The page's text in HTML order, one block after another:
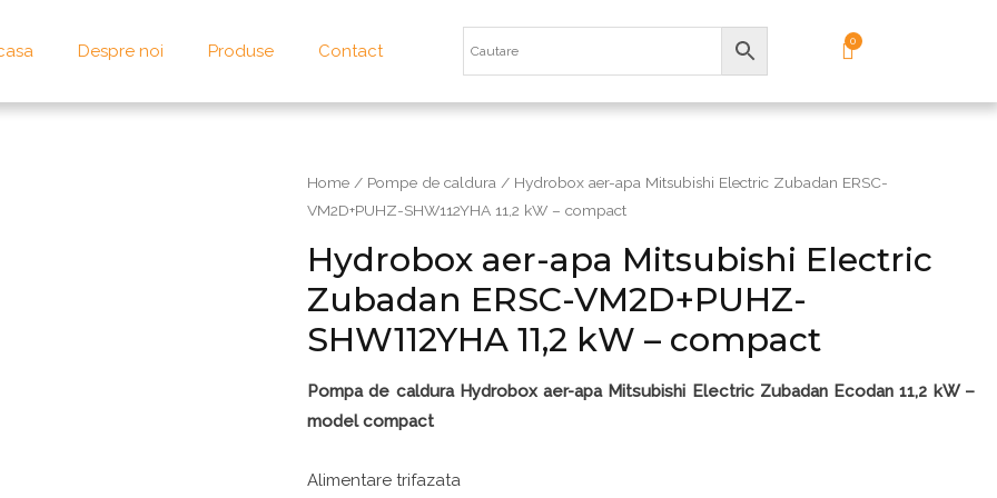
Despre noi Produse Contact
Home / Pompe de caldura / Hydrobox aer-apa Mitsubishi Electric Zubadan ERSC-
VM2D+PUHZ-SHW112YHA 11,2 kW – compact
Hydrobox aer-apa Mitsubishi Electric
Zubadan ERSC-VM2D+PUHZ-
SHW112YHA 11,2 kW – compact
Pompa de caldura Hydrobox aer-apa Mitsubishi Electric Zubadan Ecodan 11,2 kW –
model compact
Alimentare trifazata